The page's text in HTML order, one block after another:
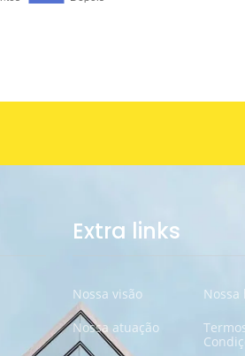
Extra links
Nossa visão
Nossa
Nossa atuação